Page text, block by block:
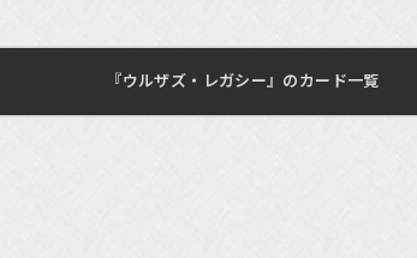
『ウルザズ・レガシー』のカード一覧